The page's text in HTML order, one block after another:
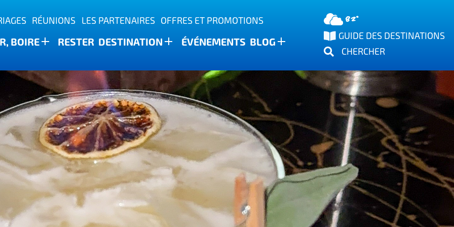
RÉUNIONS LES PARTENAIRES OFFRES ET PROMOTIONS
BOIRE RESTER DESTINATION ÉVÉNEMENTS BLOG
82°
GUIDE DES DESTINATIONS
CHERCHER